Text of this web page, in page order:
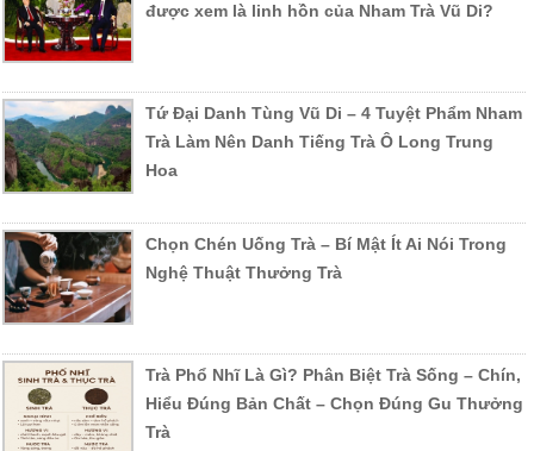
được xem là linh hồn của Nham Trà Vũ Di?
Tứ Đại Danh Tùng Vũ Di – 4 Tuyệt Phẩm Nham
Trà Làm Nên Danh Tiếng Trà Ô Long Trung
Hoa
Chọn Chén Uống Trà – Bí Mật Ít Ai Nói Trong
Nghệ Thuật Thưởng Trà
Trà Phổ Nhĩ Là Gì? Phân Biệt Trà Sống – Chín,
Hiểu Đúng Bản Chất – Chọn Đúng Gu Thưởng
Trà